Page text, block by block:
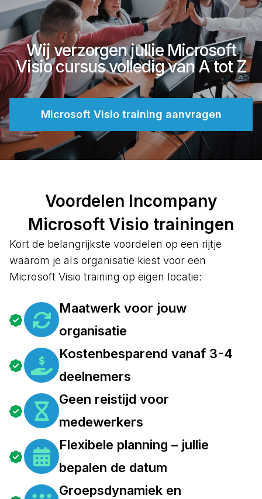
Wij verzorgen jullie Microsoft
Visio cursus volledig van A tot Z
Microsoft Visio training aanvragen
Voordelen Incompany
Microsoft Visio trainingen
Kort de belangrijkste voordelen op een rijtje
waarom je als organisatie kiest voor een
Microsoft Visio training op eigen locatie:
Maatwerk voor jouw
organisatie
Kostenbesparend vanaf 3-4
deelnemers
Geen reistijd voor
medewerkers
Flexibele planning – jullie
bepalen de datum
Groepsdynamiek en